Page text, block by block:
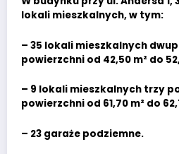
lokali mieszkalnych, w tym:
– 35 lokali mieszkalnych
powierzchni od 42,50 m² do
– 9 lokali mieszkalnych trzy
powierzchni od 61,70 m² do
– 23 garaże podziemne.